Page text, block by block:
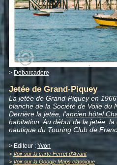
> Debarcadere
Jetée de Grand-Piquey
La jetée de Grand-Piquey en
blanche de la Société de Voile du
Derrière la jetée, l'ancien hôtel
habitation. Au début de la jetée,
nautique du Touring Club de
> Editeur : Yvon
> Voir sur la carte Ferret d'Avant
> Voir sur la Google Maps classique